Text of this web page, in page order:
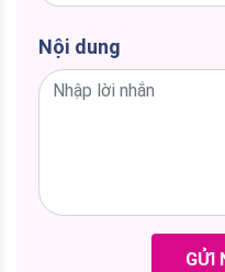
Nội dung
GỬI